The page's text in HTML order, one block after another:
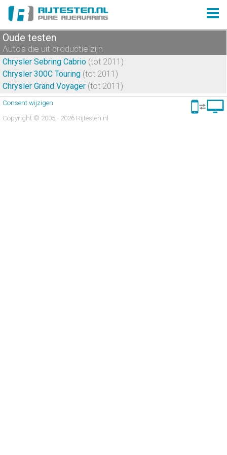
Oude testen
Auto's die uit productie zijn
Chrysler Sebring Cabrio (tot 2011)
Chrysler 300C Touring (tot 2011)
Chrysler Grand Voyager (tot 2011)
Consent wijzigen
Copyright © 2005 - 2026 Rijtesten.nl